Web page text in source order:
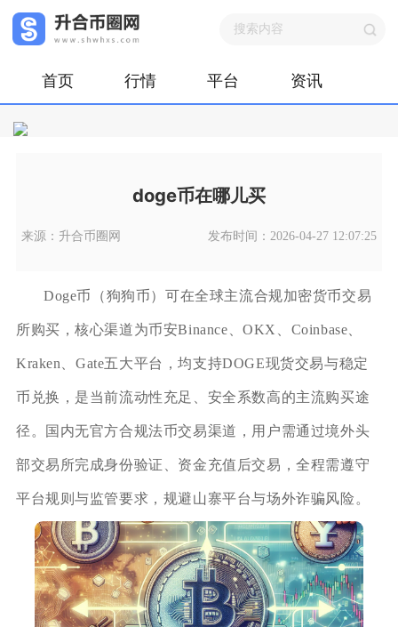
首页 行情 平台 资讯
doge币在哪儿买
来源：升合币圈网 发布时间：2026-04-27 12:07:25
Doge币（狗狗币）可在全球主流合规加密货币交易
所购买，核心渠道为币安Binance、OKX、Coinbase、
Kraken、Gate五大平台，均支持DOGE现货交易与稳定
币兑换，是当前流动性充足、安全系数高的主流购买途
径。国内无官方合规法币交易渠道，用户需通过境外头
部交易所完成身份验证、资金充值后交易，全程需遵守
平台规则与监管要求，规避山寨平台与场外诈骗风险。